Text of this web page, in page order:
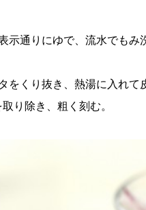
示通りにゆで、流水でもみ
をくり抜き、熱湯に入れ
り除き、粗く刻む。